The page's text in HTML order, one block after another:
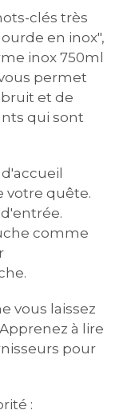
clés très
en inox",
inox 750ml
permet
et de
qui sont
votre quête.
comme
vous laissez
à lire
pour
: